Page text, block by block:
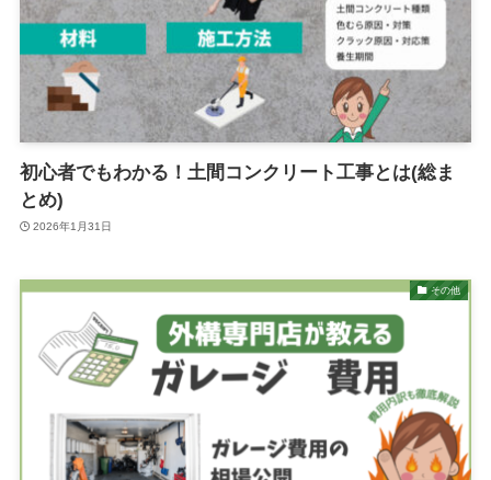
初心者でもわかる！土間コンクリート工事とは(総ま
とめ)
2026年1月31日
その他